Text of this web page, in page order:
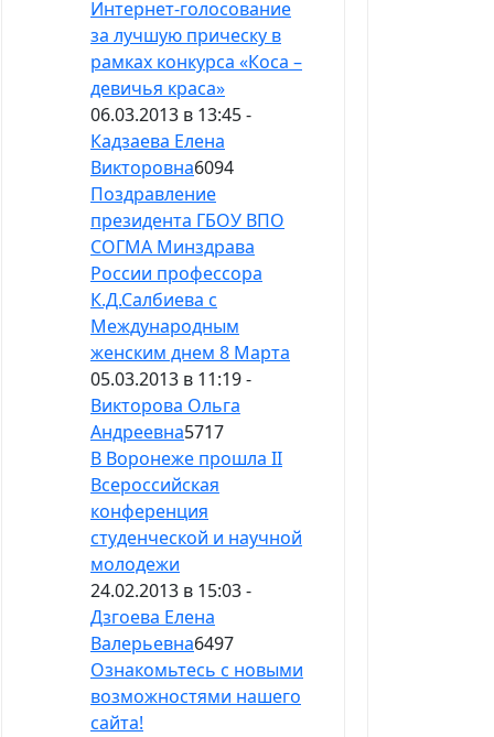
Интернет-голосование
за лучшую прическу в
рамках конкурса «Коса –
девичья краса»
06.03.2013 в 13:45 -
Кадзаева Елена
Викторовна6094
Поздравление
президента ГБОУ ВПО
СОГМА Минздрава
России профессора
К.Д.Салбиева с
Международным
женским днем 8 Марта
05.03.2013 в 11:19 -
Викторова Ольга
Андреевна5717
В Воронеже прошла II
Всероссийская
конференция
студенческой и научной
молодежи
24.02.2013 в 15:03 -
Дзгоева Елена
Валерьевна6497
Ознакомьтесь с новыми
возможностями нашего
сайта!